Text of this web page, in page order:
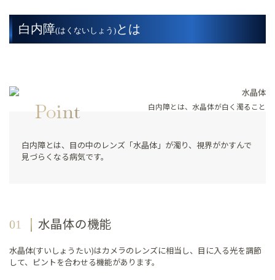
白内障(はくないしょう) とは
白内障とは、水晶体が白く濁ること
Point
白内障とは、目の中のレンズ「水晶体」が濁り、視界がかすんで
見づらくなる病気です。
水晶体の機能
水晶体(すいしょうたい)はカメラのレンズに相当し、目に入る光を調節
して、ピントを合わせる機能があります。